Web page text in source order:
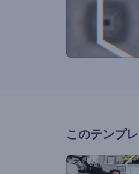
このテンプ